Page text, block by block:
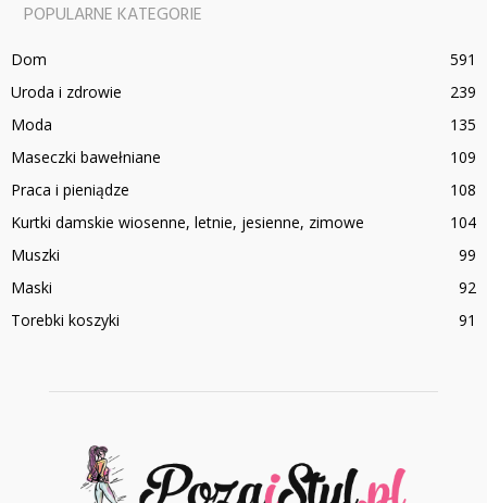
POPULARNE KATEGORIE
Dom
591
Uroda i zdrowie
239
Moda
135
Maseczki bawełniane
109
Praca i pieniądze
108
Kurtki damskie wiosenne, letnie, jesienne, zimowe
104
Muszki
99
Maski
92
Torebki koszyki
91